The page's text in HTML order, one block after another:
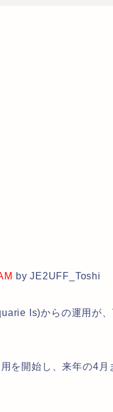
by JE2UFF_Toshi
Is)からの運用が
を開始し、来年の4月